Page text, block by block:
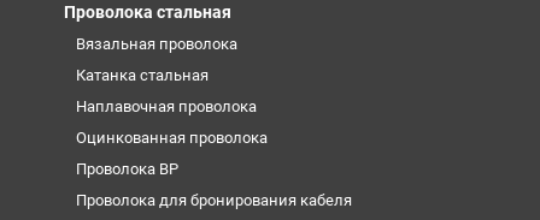
Проволока стальная
Вязальная проволока
Катанка стальная
Наплавочная проволока
Оцинкованная проволока
Проволока ВР
Проволока для бронирования кабеля